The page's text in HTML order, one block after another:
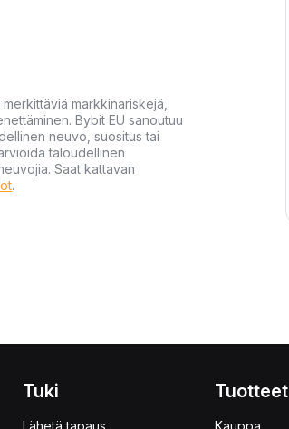
markkinariskejä,
Bybit EU sanoutuu
neuvo, suositus tai
taloudellinen
Saat kattavan
.
Tuki
Lähetä tapaus
Tuotteet
Kauppa